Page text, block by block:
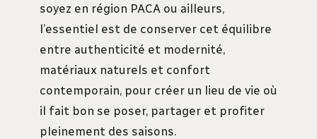
soyez en région PACA ou ailleurs,
l’essentiel est de conserver cet équilibre
entre authenticité et modernité,
matériaux naturels et confort
contemporain, pour créer un lieu de vie où
il fait bon se poser, partager et profiter
pleinement des saisons.